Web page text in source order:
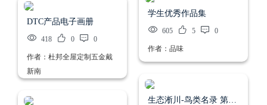
学生优秀作品集
605 5 0
作者：品味
DTC产品电子画册
418 0 0
作者：杜邦全屋定制五金戴
新南
生态淅川-鸟类名录 第二版